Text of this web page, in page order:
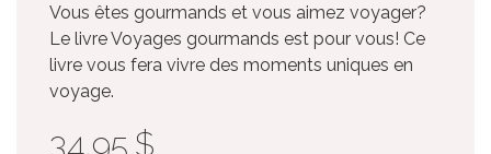
Vous êtes gourmands et vous aimez voyager?
Le livre Voyages gourmands est pour vous! Ce
livre vous fera vivre des moments uniques en
voyage.
34,95 $